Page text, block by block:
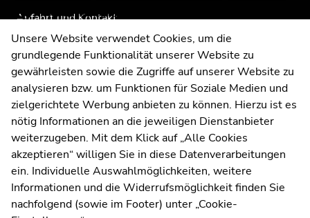
2026
Sonntag,
5.
April
2026
Montag,
6.
April
2026
Dienstag,
7.
April
Filter zurücksetzen
Anfahrt und Kontakt
Kommunikation und Öffentlichkeitsarbeit
Moodle
UNIGRAZonline
Impressum
Datenschutzerklärung
Cookie-Einstellungen
Barrierefreiheitserklärung
WetterstationUni Graz
Unsere Website verwendet Cookies, um die
grundlegende Funktionalität unserer Website zu
gewährleisten sowie die Zugriffe auf unserer Website zu
analysieren bzw. um Funktionen für Soziale Medien und
zielgerichtete Werbung anbieten zu können. Hierzu ist es
nötig Informationen an die jeweiligen Dienstanbieter
weiterzugeben. Mit dem Klick auf „Alle Cookies
akzeptieren“ willigen Sie in diese Datenverarbeitungen
ein. Individuelle Auswahlmöglichkeiten, weitere
Informationen und die Widerrufsmöglichkeit finden Sie
nachfolgend (sowie im Footer) unter „Cookie-